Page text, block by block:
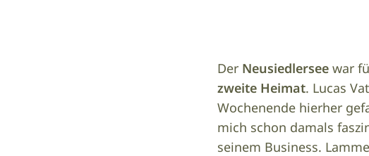
Der Neusiedlersee war
zweite Heimat. Lucas
Wochenende hierher
mich schon damals
seinem Business.